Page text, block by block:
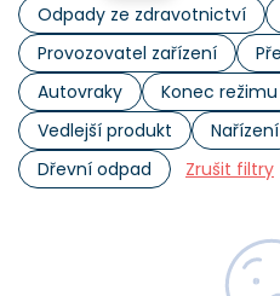
Odpady ze zdravotnictví
Provozovatel zařízení
Autovraky
Konec
Vedlejší produkt
Nařízení
Dřevní odpad
Zrušit filtry